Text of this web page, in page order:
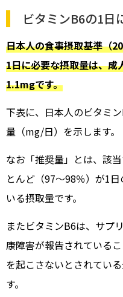
ビタミンB6の1日
日本人の食事摂取基準（
1日に必要な摂取量は、
1.1mgです。
下表に、日本人のビタミ
量（mg/日）を示します。
なお「推奨量」とは、該
とんど（97〜98％）が1
いる摂取量です。
またビタミンB6は、サプ
康障害が報告されている
を起こさないとされてい
す。